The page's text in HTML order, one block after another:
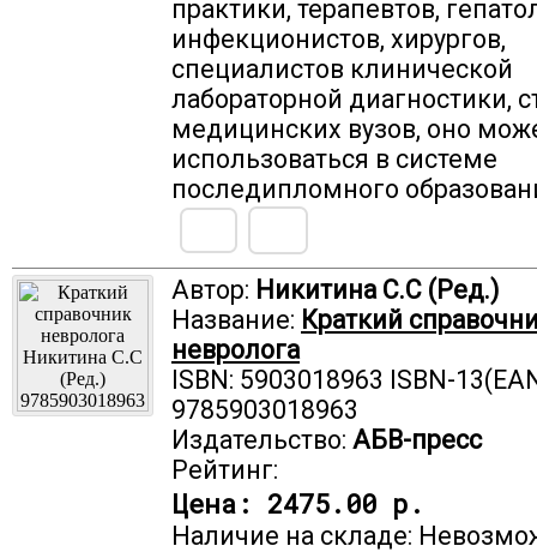
практики, терапевтов,
инфекционистов, хирургов,
специалистов клинической
лабораторной диагностики,
медицинских вузов, оно
использоваться в системе
последипломного
Автор: Никитина С.С (Ред.)
Название: Краткий
невролога
ISBN: 5903018963 ISBN-
9785903018963
Издательство: АБВ-пресс
Рейтинг:
Цена: 2475.00 р.
Наличие на складе: